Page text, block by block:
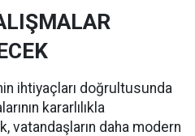
ihtiyaçları doğrultusunda
kararlılıkla
vatandaşların daha modern